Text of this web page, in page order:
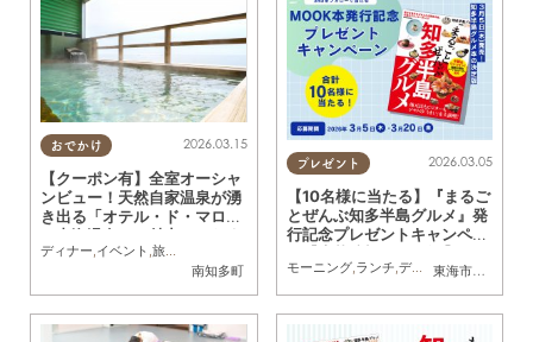
おでかけ
南知多町
2026.03.15
【クーポン有】全室オーシャ
ンビュー！天然自家温泉が湧
き出る「オテル・ド・マロニ
エ内海温泉」の魅力／ちたま
る広告
ディナー イベント 旅行 クーポン 家族 友人
プレゼント
東海市
,大府市
2026.03.05
【10名様に当たる】『まるご
とぜんぶ知多半島グルメ』発
行記念プレゼントキャンペー
モーニング,ランチ,ディナー ,ラーメン